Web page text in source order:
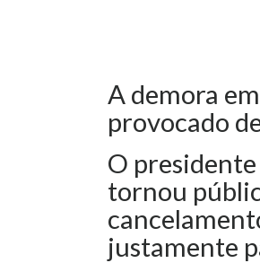
A demora
provocado
O
tornou
justamente